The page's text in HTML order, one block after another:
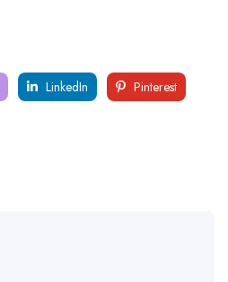
LinkedIn
Pinterest